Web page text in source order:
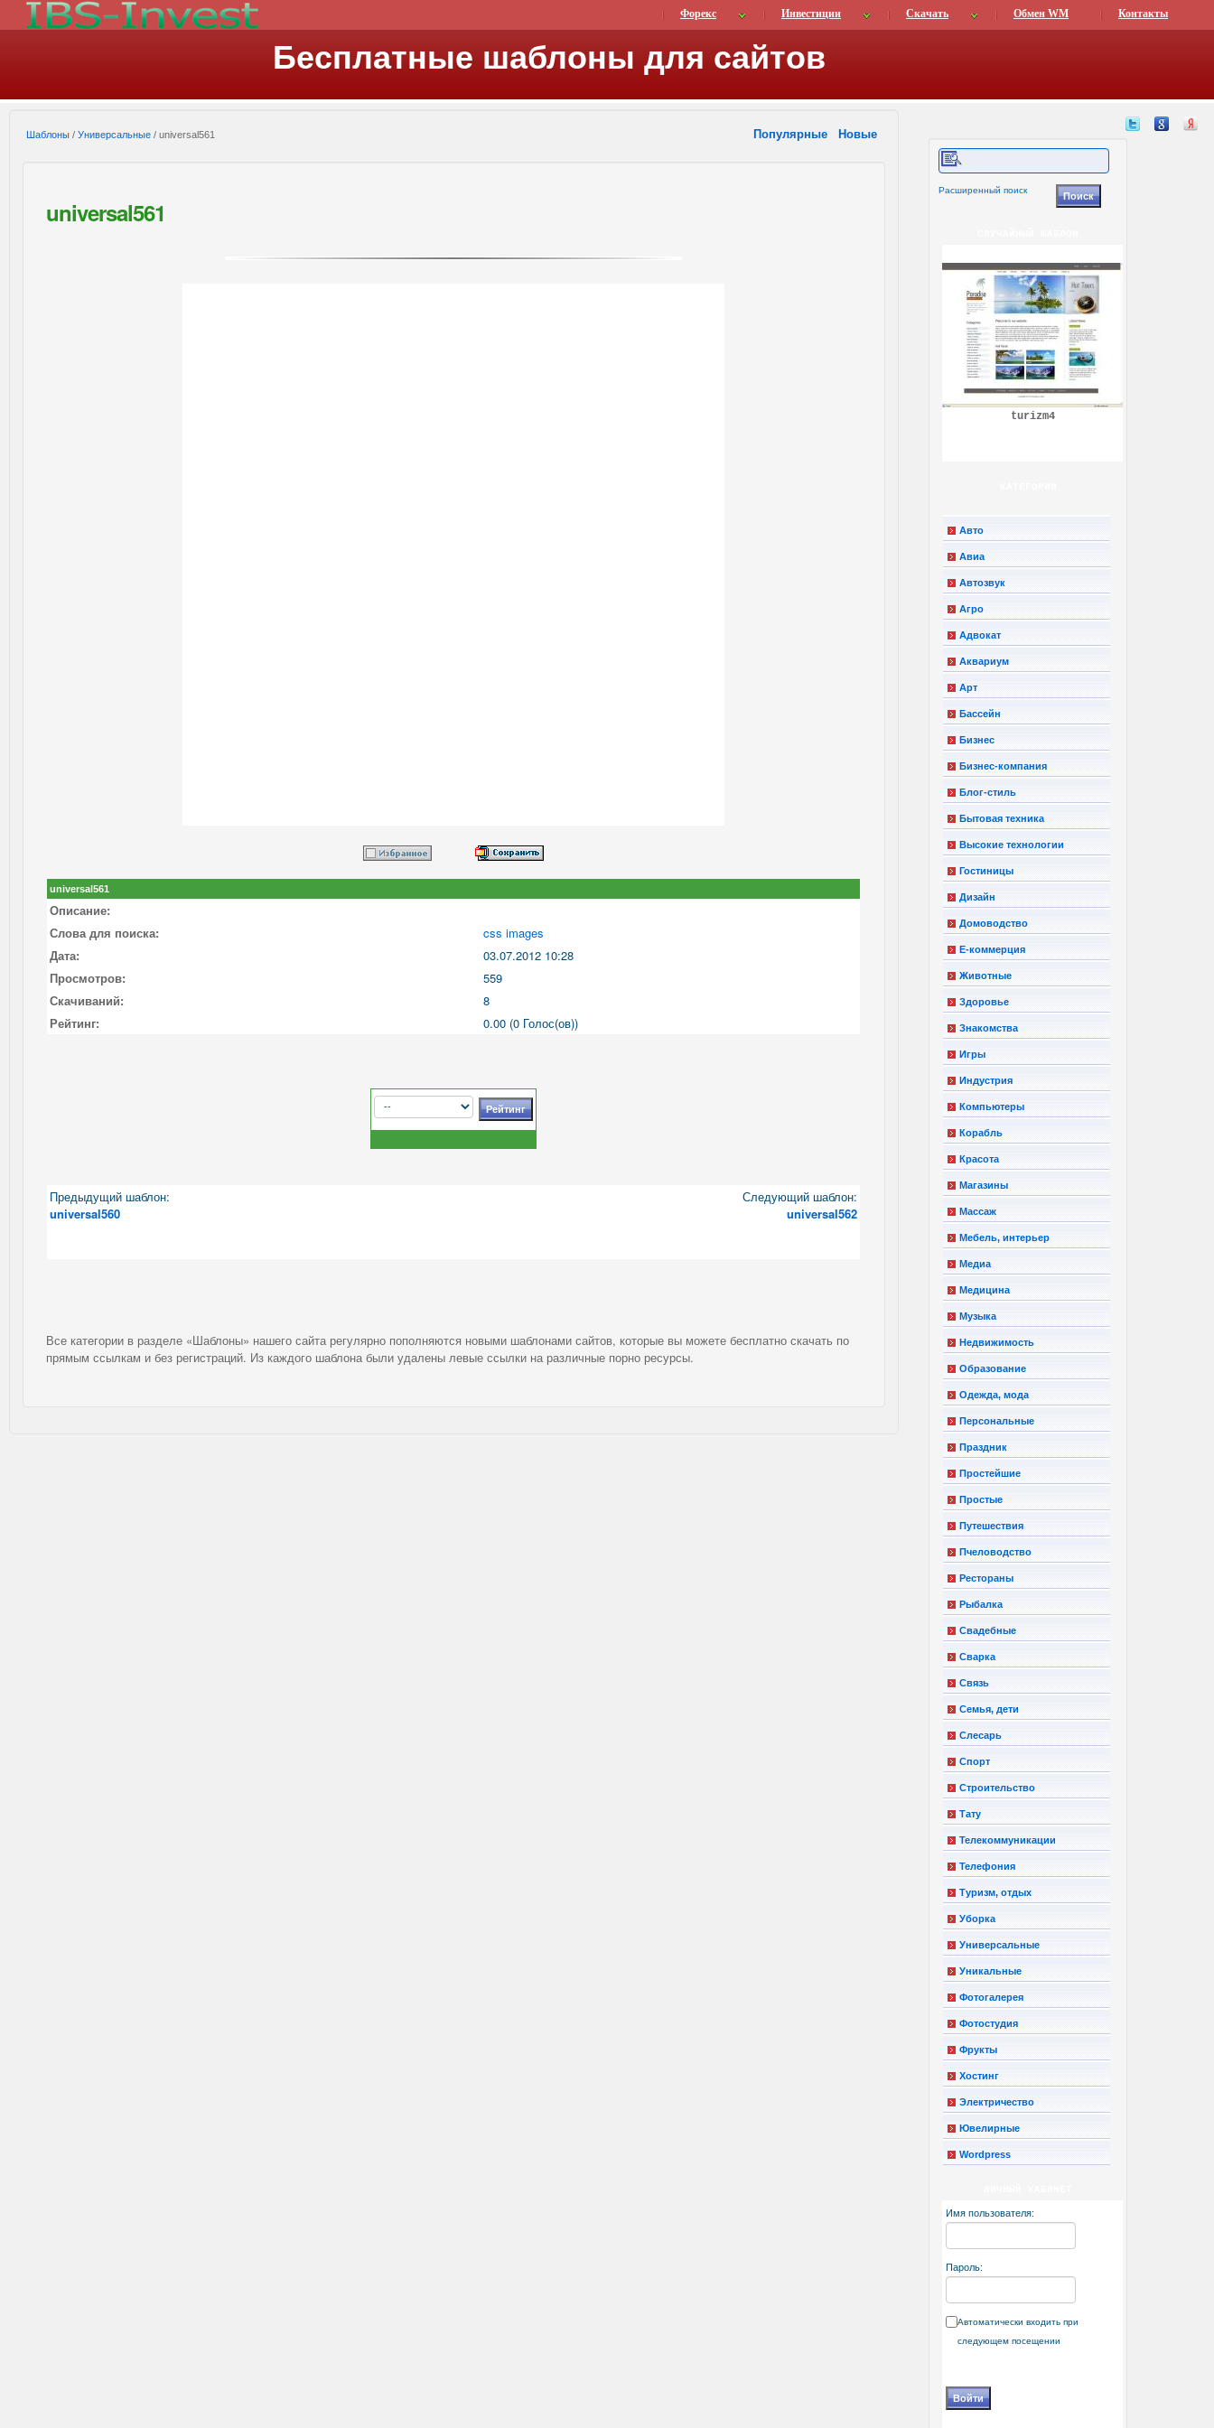
Форекс Инвестиции Скачать Обмен WM Контакты
Бесплатные шаблоны для сайтов
Шаблоны / Универсальные / universal561 Популярные Новые
universal561
universal561
Описание:
Слова для поиска:
css images
Дата:
03.07.2012 10:28
Просмотров:
559
Скачиваний:
8
Рейтинг:
0.00 (0 Голос(ов))
Предыдущий шаблон:
universal560
Следующий шаблон:
universal562
Все категории в разделе «Шаблоны» нашего сайта регулярно пополняются новыми шаблонами сайтов, которые вы можете бесплатно скачать по
прямым ссылкам и без регистраций. Из каждого шаблона были удалены левые ссылки на различные порно ресурсы.
Расширенный поиск
turizm4
Авто
Авиа
Автозвук
Агро
Адвокат
Аквариум
Арт
Бассейн
Бизнес
Бизнес-компания
Блог-стиль
Бытовая техника
Высокие технологии
Гостиницы
Дизайн
Домоводство
Е-коммерция
Животные
Здоровье
Знакомства
Игры
Индустрия
Компьютеры
Корабль
Красота
Магазины
Массаж
Мебель, интерьер
Медиа
Медицина
Музыка
Недвижимость
Образование
Одежда, мода
Персональные
Праздник
Простейшие
Простые
Путешествия
Пчеловодство
Рестораны
Рыбалка
Свадебные
Сварка
Связь
Семья, дети
Слесарь
Спорт
Строительство
Тату
Телекоммуникации
Телефония
Туризм, отдых
Уборка
Универсальные
Уникальные
Фотогалерея
Фотостудия
Фрукты
Хостинг
Электричество
Ювелирные
Wordpress
Имя пользователя:
Пароль:
Автоматически входить при
следующем посещении